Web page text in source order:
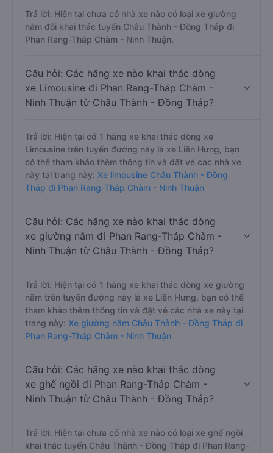
Trả lời: Hiện tại chưa có nhà xe nào có loại xe giường
nằm đôi khai thác tuyến Châu Thành - Đồng Tháp đi
Phan Rang-Tháp Chàm - Ninh Thuận.
Câu hỏi: Các hãng xe nào khai thác dòng
xe Limousine đi Phan Rang-Tháp Chàm -
Ninh Thuận từ Châu Thành - Đồng Tháp?
Trả lời: Hiện tại có 1 hãng xe khai thác dòng xe
Limousine trên tuyến đường này là xe Liên Hưng, bạn
có thể tham khảo thêm thông tin và đặt vé các nhà xe
này tại trang này: Xe limousine Châu Thành - Đồng
Tháp đi Phan Rang-Tháp Chàm - Ninh Thuận
Câu hỏi: Các hãng xe nào khai thác dòng
xe giường nằm đi Phan Rang-Tháp Chàm -
Ninh Thuận từ Châu Thành - Đồng Tháp?
Trả lời: Hiện tại có 1 hãng xe khai thác dòng xe giường
nằm trên tuyến đường này là xe Liên Hưng, bạn có thể
tham khảo thêm thông tin và đặt vé các nhà xe này tại
trang này: Xe giường nằm Châu Thành - Đồng Tháp đi
Phan Rang-Tháp Chàm - Ninh Thuận
Câu hỏi: Các hãng xe nào khai thác dòng
xe ghế ngồi đi Phan Rang-Tháp Chàm -
Ninh Thuận từ Châu Thành - Đồng Tháp?
Trả lời: Hiện tại chưa có nhà xe nào có loại xe ghế ngồi
khai thác tuyến Châu Thành - Đồng Tháp đi Phan Rang-